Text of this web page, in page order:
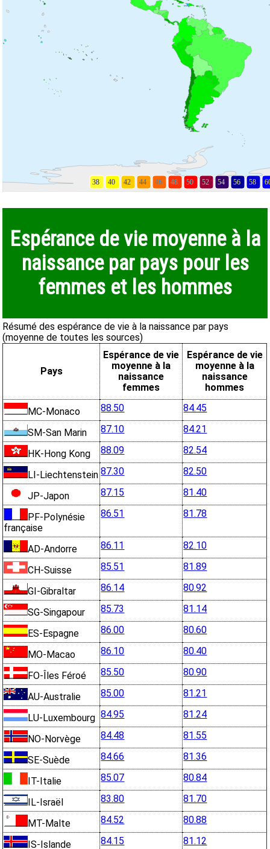
Espérance de vie moyenne à la
naissance par pays pour les
femmes et les hommes
Résumé des espérance de vie à la naissance par pays
(moyenne de toutes les sources)
Pays
Espérance de vie
moyenne à la
naissance
femmes
Espérance de vie
moyenne à la
naissance
hommes
MC-Monaco 88.50 84.45
SM-San Marin 87.10 84.21
HK-Hong Kong 88.09 82.54
LI-Liechtenstein 87.30 82.50
JP-Japon 87.15 81.40
PF-Polynésie
française
86.51 81.78
AD-Andorre 86.11 82.10
CH-Suisse 85.51 81.89
GI-Gibraltar 86.14 80.92
SG-Singapour 85.73 81.14
ES-Espagne 86.00 80.60
MO-Macao 86.10 80.40
FO-Îles Féroé 85.50 80.90
AU-Australie 85.00 81.21
LU-Luxembourg 84.95 81.24
NO-Norvège 84.48 81.55
SE-Suède 84.66 81.36
IT-Italie 85.07 80.84
IL-Israël 83.80 81.70
MT-Malte 84.52 80.88
IS-Islande 84.15 81.12